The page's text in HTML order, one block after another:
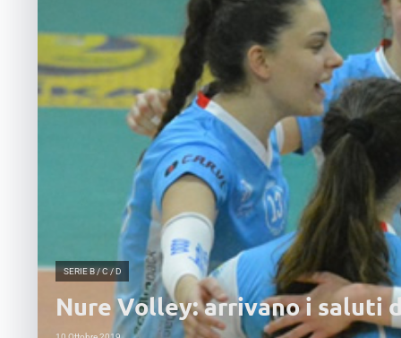
SERIE B / C / D
Nure Volley: arrivano i saluti